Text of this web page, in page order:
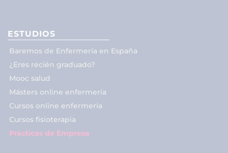
ESTUDIOS
Baremos de Enfermería en España
¿Eres recién graduado?
Mooc salud
Másters online enfermería
Cursos online enfermería
Cursos fisioterapia
Prácticas de Empresa